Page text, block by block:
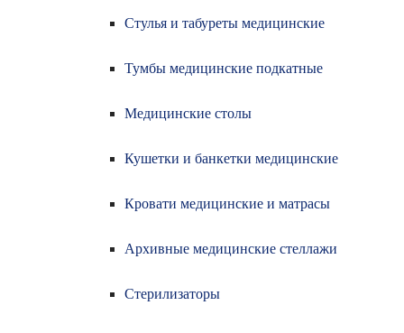
Стулья и табуреты медицинские
Тумбы медицинские подкатные
Медицинские столы
Кушетки и банкетки медицинские
Кровати медицинские и матрасы
Архивные медицинские стеллажи
Стерилизаторы